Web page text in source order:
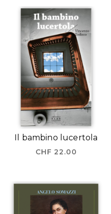
Il bambino lucertola
CHF 22.00